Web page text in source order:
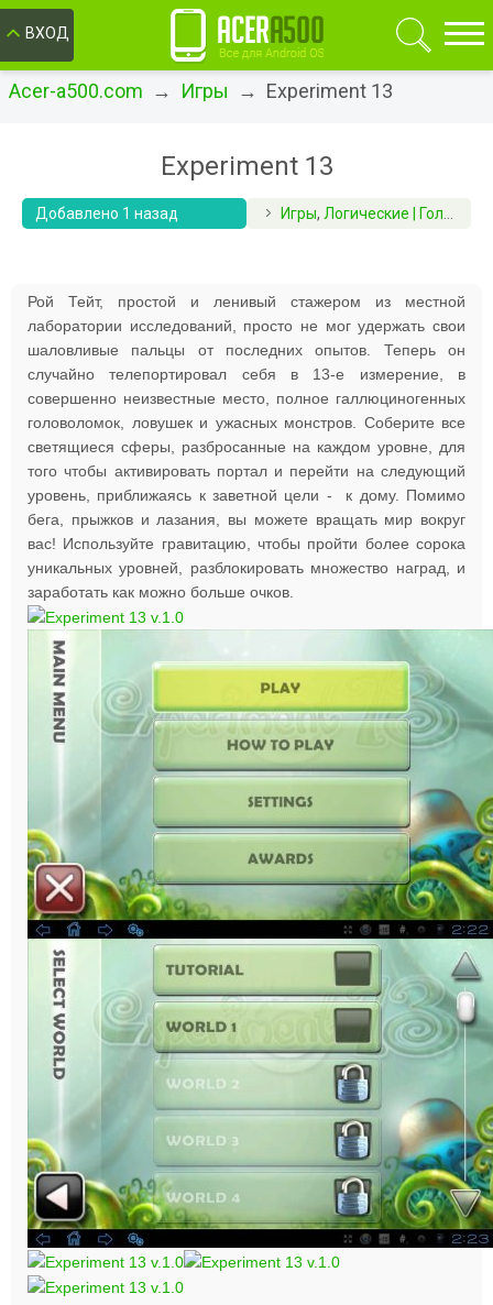
ВХОД
Acer-a500.com → Игры → Experiment 13
Experiment 13
Добавлено 1 назад Игры, Логические | Головоломки
Рой Тейт, простой и ленивый стажером из местной
лаборатории исследований, просто не мог удержать свои
шаловливые пальцы от последних опытов. Теперь он
случайно телепортировал себя в 13-е измерение, в
совершенно неизвестные место, полное галлюциногенных
головоломок, ловушек и ужасных монстров. Соберите все
светящиеся сферы, разбросанные на каждом уровне, для
того чтобы активировать портал и перейти на следующий
уровень, приближаясь к заветной цели - к дому. Помимо
бега, прыжков и лазания, вы можете вращать мир вокруг
вас! Используйте гравитацию, чтобы пройти более сорока
уникальных уровней, разблокировать множество наград, и
заработать как можно больше очков.